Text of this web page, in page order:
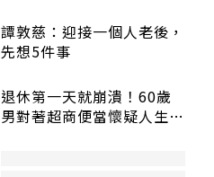
譚敦慈：迎接一個人老後，
先想5件事
退休第一天就崩潰！60歲
男對著超商便當懷疑人生